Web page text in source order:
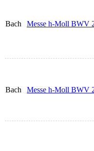
Bach Messe h-Moll BWV
Bach Messe h-Moll BWV